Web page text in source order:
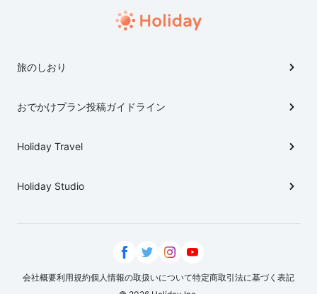
旅のしおり
おでかけプラン投稿ガイドライン
Holiday Travel
Holiday Studio
会社概要利用規約個人情報の取扱いについて特定商取引法に基づく表記